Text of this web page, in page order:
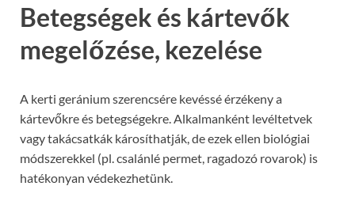
Betegségek és kártevők
megelőzése, kezelése
A kerti geránium szerencsére kevéssé érzékeny a
kártevőkre és betegségekre. Alkalmanként levéltetvek
vagy takácsatkák károsíthatják, de ezek ellen biológiai
módszerekkel (pl. csalánlé permet, ragadozó rovarok) is
hatékonyan védekezhetünk.